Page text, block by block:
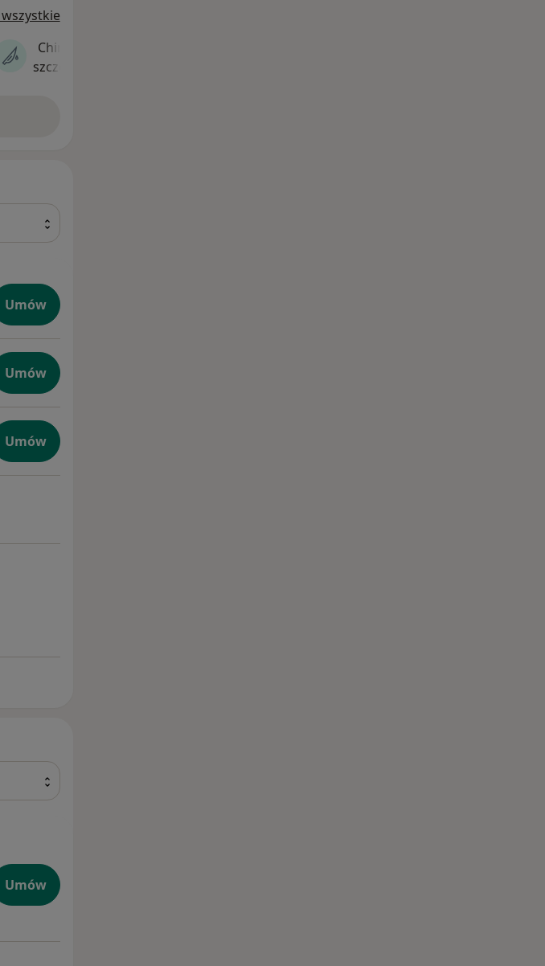
Chirurgia
szczękowa
Umów
Umów
Umów
Umów